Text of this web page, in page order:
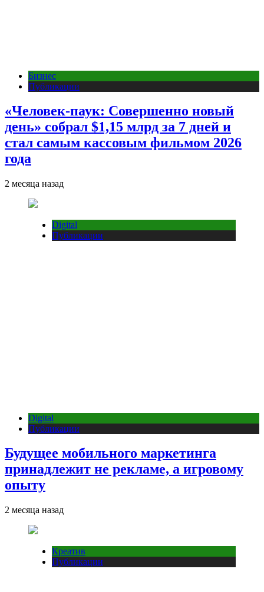
Бизнес
Публикации
«Человек-паук: Совершенно новый
день» собрал $1,15 млрд за 7 дней и
стал самым кассовым фильмом 2026
года
2 месяца назад
Digital
Публикации
Digital
Публикации
Будущее мобильного маркетинга
принадлежит не рекламе, а игровому
опыту
2 месяца назад
Креатив
Публикации